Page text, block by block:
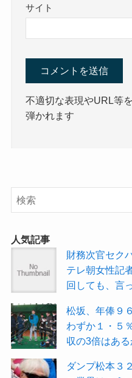
サイト
不適切な表現やURL等
弾かれます
人気記事
財務次官セク
テレ朝女性記
回しても、言
松坂、年俸９
わずか１・５
収の3倍はある
ダンプ松本３